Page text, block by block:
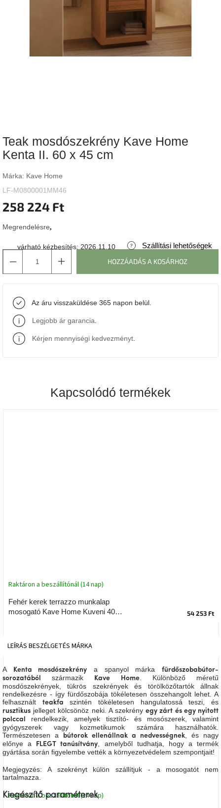
gyűjtemény
Home
gyűjtemény
Richmond
gyűjtemény
line
Tenzo
Ame
Yens
Szezonális
Belső
tavaszi
színekben
asztalon
A
tűz
mellett
ülve
Színes
belső
tér
kedvezményesen
Anyák
Teak mosdószekrény Kave Home
Kenta II. 60 x 45 cm
Márka: Kave Home
LF-M0800001MM46
258 224 Ft
Megrendelésre
várható kézbesítés: 2026.11.10
Szállítási lehetőségek
HOZZÁADÁS A KOSÁRHOZ
Az áru visszaküldése 365 napon belül.
Legjobb ár garancia
Kérjen mennyiségi kedvezményt
Kapcsolódó termékek
Fehér kerek terrazzo munkalap
mosogató Kave Home Kuveni 40
Raktáron a beszállítónál (14 nap)
54 253 Ft
Raktáron a beszállítónál (14 nap)
LEÍRÁS BESZÉLGETÉS MÁRKA
A Kenta mosdószekrény a spanyol márkafürdőszobabútor-
sorozatából származik Kave Home. Különböző méretű
mosdószekrények, tükrös szekrények és törölközőtartók állnak
rendelkezésre - így fürdőszobája tökéletesen összehangolt lehet. A
felhasznált teakfa szintén tökéletesen hangulatossá teszi, és
rusztikus jelleget kölcsönöz neki. A szekrényegy zárt és egy nyitott
polccal rendelkezik, amelyek tisztító- és mosószerek, valamint
gyógyszerek vagy kozmetikumok számára használhatók.
Természetesen a bútorok ellenállnak a nedvességnek, és nagy
előnye a FLEGT tanúsítvány, amelyből tudhatja, hogy a termék
gyártása során figyelembe vették a környezetvédelem szempontjait!
Megjegyzés: A szekrényt külön szállítjuk - a mosogatót nem
tartalmazza.
Kiegészítő paraméterek